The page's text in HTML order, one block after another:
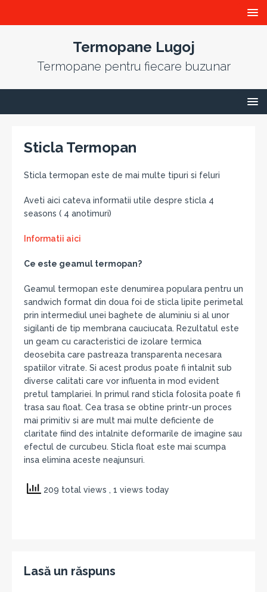
Termopane Lugoj
Termopane pentru fiecare buzunar
Sticla Termopan
Sticla termopan este de mai multe tipuri si feluri
Aveti aici cateva informatii utile despre sticla 4
seasons ( 4 anotimuri)
Informatii aici
Ce este geamul termopan?
Geamul termopan este denumirea populara pentru un
sandwich format din doua foi de sticla lipite perimetal
prin intermediul unei baghete de aluminiu si al unor
sigilanti de tip membrana cauciucata. Rezultatul este
un geam cu caracteristici de izolare termica
deosebita care pastreaza transparenta necesara
spatiilor vitrate. Si acest produs poate fi intalnit sub
diverse calitati care vor influenta in mod evident
pretul tamplariei. In primul rand sticla folosita poate fi
trasa sau float. Cea trasa se obtine printr-un proces
mai primitiv si are mult mai multe deficiente de
claritate fiind des intalnite deformarile de imagine sau
efectul de curcubeu. Sticla float este mai scumpa
insa elimina aceste neajunsuri.
209 total views , 1 views today
Lasă un răspuns